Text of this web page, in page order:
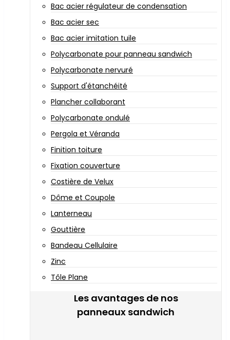
Bac acier régulateur de condensation
Bac acier sec
Bac acier imitation tuile
Polycarbonate pour panneau sandwich
Polycarbonate nervuré
Support d'étanchéité
Plancher collaborant
Polycarbonate ondulé
Pergola et Véranda
Finition toiture
Fixation couverture
Costière de Velux
Dôme et Coupole
Lanterneau
Gouttière
Bandeau Cellulaire
Zinc
Tôle Plane
Les avantages de nos
panneaux sandwich